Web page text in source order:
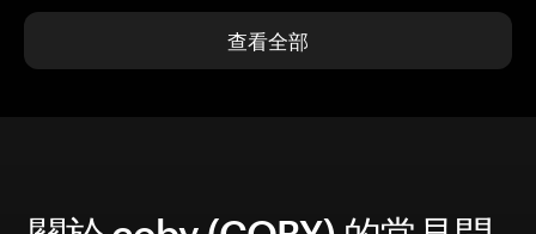
查看全部